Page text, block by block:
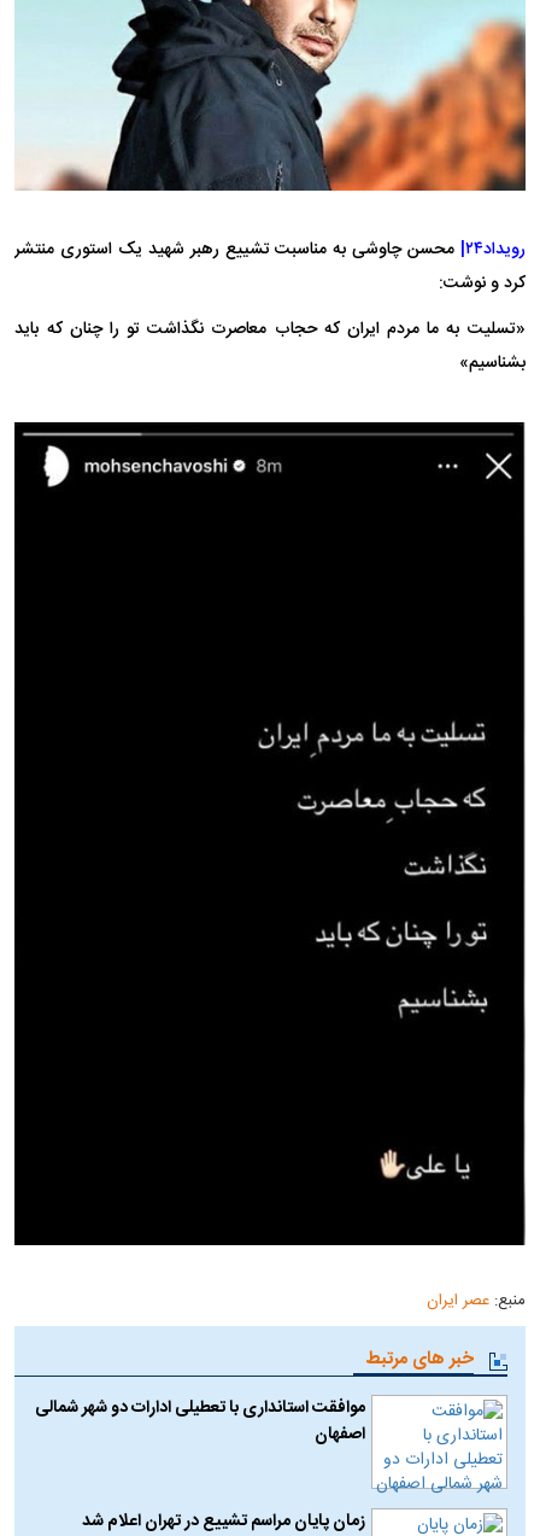
رویداد۲۴|
محسن چاوشی به‌ مناسبت تشییع رهبر شهید یک استوری منتشر
کرد و نوشت:
«تسليت به ما مردم ايران كه حجاب معاصرت نگذاشت تو را چنان كه بايد
بشناسيم»
منبع:عصر ایران
خبر های مرتبط
موافقت استانداری با تعطیلی ادارات دو شهر شمالی
اصفهان
زمان پایان مراسم تشییع در تهران اعلام شد